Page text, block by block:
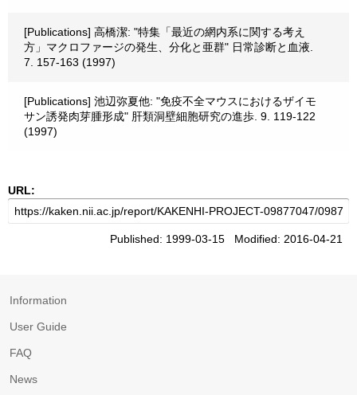
[Publications] 高橋潔: "特集「最近の網内系に関する考え
方」マクロファージの発生、分化と亜群" 日常診断と血液.
7. 157-163 (1997)
[Publications] 池辺弥夏他: "免疫不全マウスにおけるザイモ
サン誘発肉芽腫形成" 肝類洞壁細胞研究の進歩. 9. 119-122
(1997)
URL:
Published: 1999-03-15 Modified: 2016-04-21
Information
User Guide
FAQ
News